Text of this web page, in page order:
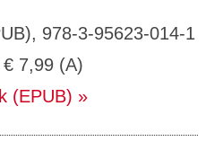
978-3-95623-014-1
€ 7,99 (A)
(EPUB)